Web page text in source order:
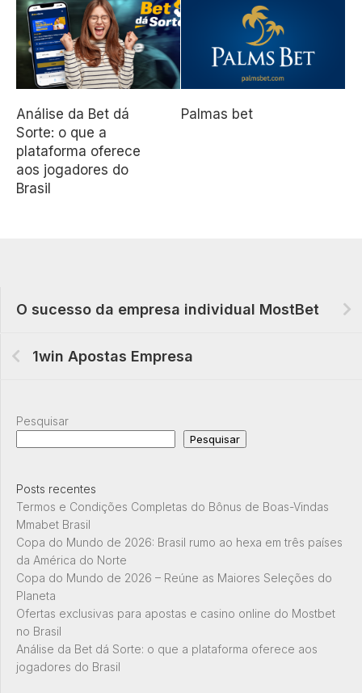
Análise da Bet dá
Sorte: o que a
plataforma oferece
aos jogadores do
Brasil
Palmas bet
O sucesso da empresa individual MostBet
1win Apostas Empresa
Pesquisar
Pesquisar
Posts recentes
Termos e Condições Completas do Bônus de Boas-Vindas
Mmabet Brasil
Copa do Mundo de 2026: Brasil rumo ao hexa em três países
da América do Norte
Copa do Mundo de 2026 – Reúne as Maiores Seleções do
Planeta
Ofertas exclusivas para apostas e casino online do Mostbet
no Brasil
Análise da Bet dá Sorte: o que a plataforma oferece aos
jogadores do Brasil